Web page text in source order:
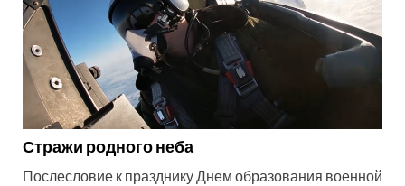
Стражи родного неба
Послесловие к празднику Днем образования военной